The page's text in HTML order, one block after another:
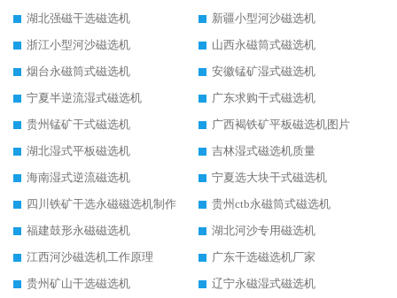
湖北强磁干选磁选机
新疆小型河沙磁选机
浙江小型河沙磁选机
山西永磁筒式磁选机
烟台永磁筒式磁选机
安徽锰矿湿式磁选机
宁夏半逆流湿式磁选机
广东求购干式磁选机
贵州锰矿干式磁选机
广西褐铁矿平板磁选机图片
湖北湿式平板磁选机
吉林湿式磁选机质量
海南湿式逆流磁选机
宁夏选大块干式磁选机
四川铁矿干选永磁磁选机制作
贵州ctb永磁筒式磁选机
福建鼓形永磁磁选机
湖北河沙专用磁选机
江西河沙磁选机工作原理
广东干选磁选机厂家
贵州矿山干选磁选机
辽宁永磁湿式磁选机